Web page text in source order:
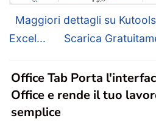
Maggiori dettagli su
Excel...
Scarica
Office Tab Porta
Office e rende il tuo
semplice